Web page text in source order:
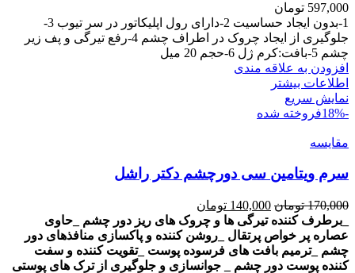
597,000 تومان
1-بدون ایجاد حساسیت 2-دارای رول اپلیکاتور در سر تیوب 3-
جلوگیری از ایجاد چروک در اطراف چشم 4-رفع تیرگی و پف زیر
چشم 5-بافت:کرم ژل 6-حجم 20 میل
افزودن به علاقه مندی
اطلاعات بیشتر
نمایش سریع
-18%
فروخته شده
مقايسه
سرم ویتامین سی دورچشم دکتر راشل
170,000 تومان Original
price
was:
170,000 تومان.
140,000 تومان
price
is:
140,000 تومان.
_برطرف کننده تیرگی ها و چروک های ریز دور چشم
_حاوی
عصاره پر خواص پرتقال
_روشن کننده و پاکسازی منافذهای دور
چشم
_ترمیم بافت های فرسوده پوست
_تقویت کننده و سفت
کننده پوست دور چشم
_ جوانسازی و جلوگیری از ترک های پوستی